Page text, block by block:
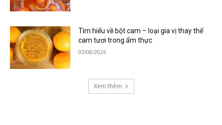
Tìm hiểu về bột cam – loại gia vị thay thế
cam tươi trong ẩm thực
03/08/2026
Xem thêm